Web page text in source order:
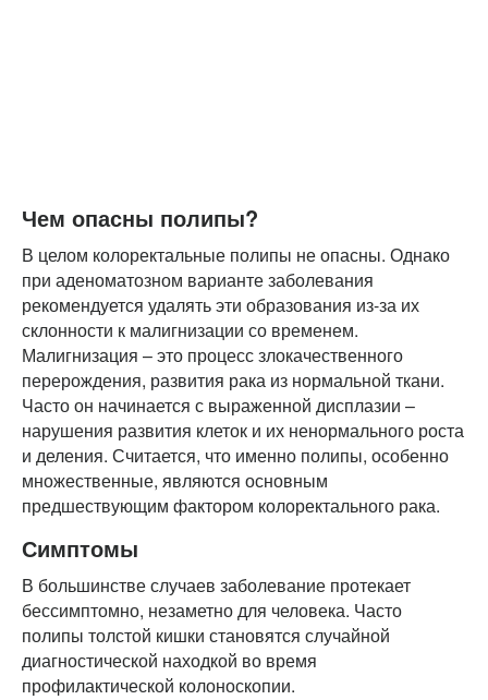
Чем опасны полипы?
В целом колоректальные полипы не опасны. Однако
при аденоматозном варианте заболевания
рекомендуется удалять эти образования из-за их
склонности к малигнизации со временем.
Малигнизация – это процесс злокачественного
перерождения, развития рака из нормальной ткани.
Часто он начинается с выраженной дисплазии –
нарушения развития клеток и их ненормального роста
и деления. Считается, что именно полипы, особенно
множественные, являются основным
предшествующим фактором колоректального рака.
Симптомы
В большинстве случаев заболевание протекает
бессимптомно, незаметно для человека. Часто
полипы толстой кишки становятся случайной
диагностической находкой во время
профилактической колоноскопии.